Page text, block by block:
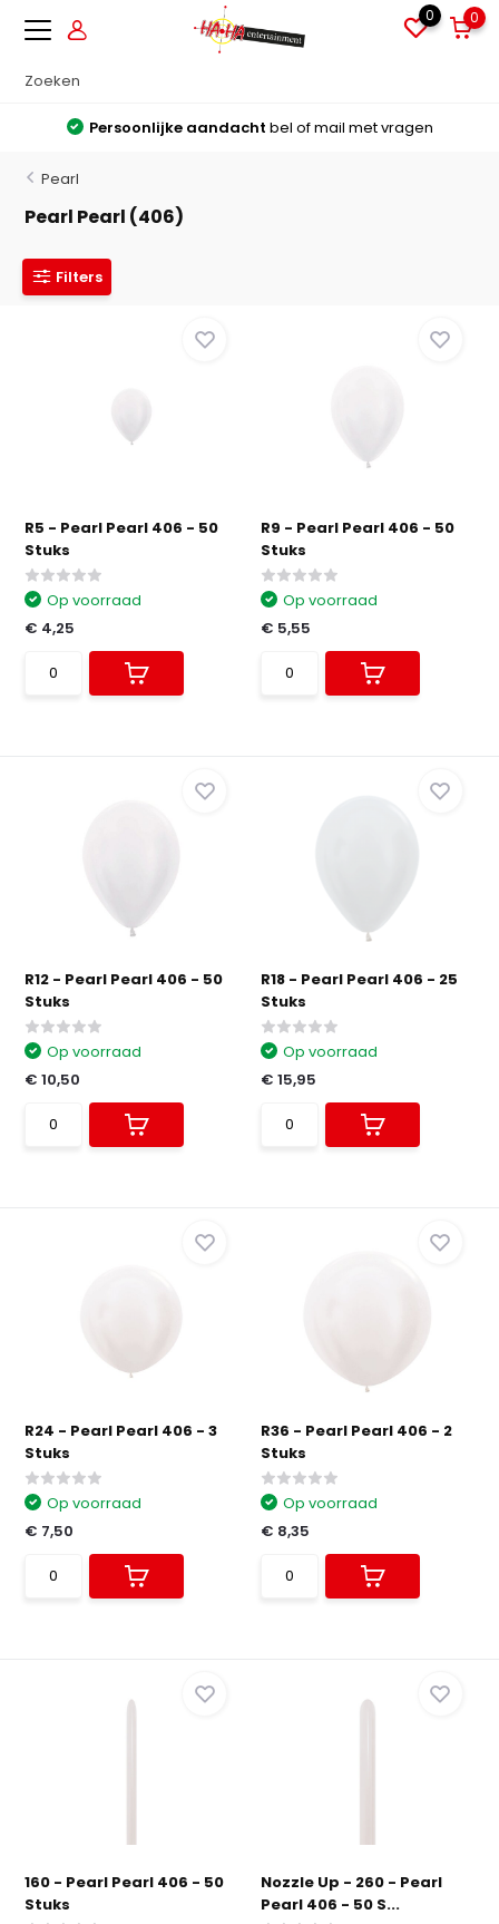
0 0
Persoonlijke aandacht bel of mail met vragen
Pearl
Pearl Pearl (406)
Filters
R5 - Pearl Pearl 406 - 50
Stuks
Op voorraad
€ 4,25
R9 - Pearl Pearl 406 - 50
Stuks
Op voorraad
€ 5,55
R12 - Pearl Pearl 406 - 50
Stuks
Op voorraad
€ 10,50
R18 - Pearl Pearl 406 - 25
Stuks
Op voorraad
€ 15,95
R24 - Pearl Pearl 406 - 3
Stuks
Op voorraad
€ 7,50
R36 - Pearl Pearl 406 - 2
Stuks
Op voorraad
€ 8,35
160 - Pearl Pearl 406 - 50
Stuks
Nozzle Up - 260 - Pearl
Pearl 406 - 50 S...